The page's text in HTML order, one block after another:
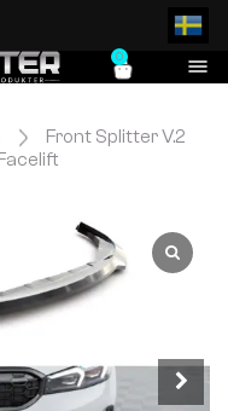
0
Front Splitter V.2